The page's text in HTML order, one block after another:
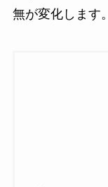
無が変化します。